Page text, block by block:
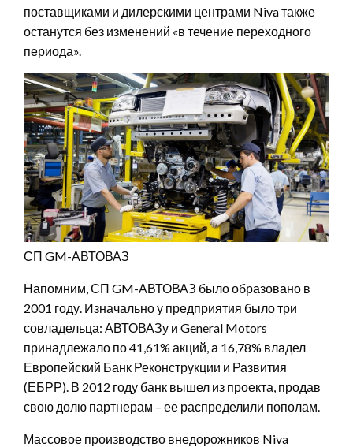
поставщиками и дилерскими центрами Niva также
останутся без изменений «в течение переходного
периода».
СП GM-АВТОВАЗ
Напомним, СП GM-АВТОВАЗ было образовано в
2001 году. Изначально у предприятия было три
совладельца: АВТОВАЗу и General Motors
принадлежало по 41,61% акций, а 16,78% владел
Европейский Банк Реконструкции и Развития
(ЕБРР). В 2012 году банк вышел из проекта, продав
свою долю партнерам – ее распределили пополам.
Массовое производство внедорожников Niva